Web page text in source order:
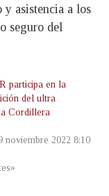
y asistencia a los
seguro del
participa en la
del ultra
Cordillera
noviembre 2022 8:10